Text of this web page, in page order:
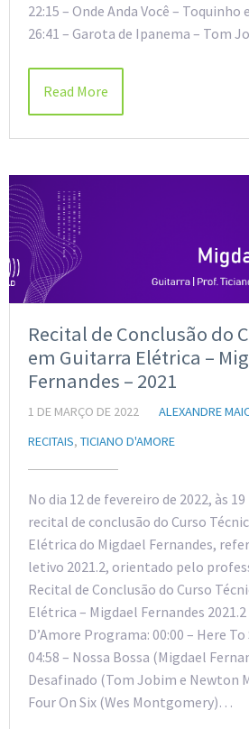
22:15 – Onde Anda Você – Toquinho
26:41 – Garota de Ipanema – Tom
Read More
Recital de Conclusão do
em Guitarra Elétrica –
Fernandes – 2021
1 DE MARÇO DE 2022
ALEXANDRE
RECITAIS, TICIANO D'AMORE
No dia 12 de fevereiro de 2022, às
recital de conclusão do Curso
Elétrica do Migdael Fernandes,
letivo 2021.2, orientado pelo
Recital de Conclusão do Curso
Elétrica – Migdael Fernandes
D’Amore Programa: 00:00 – Here
04:58 – Nossa Bossa (Migdael
Desafinado (Tom Jobim e Newton
Four On Six (Wes Montgomery)…